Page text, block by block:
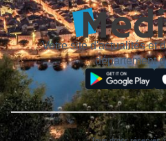
Votre site d'actualités et
département